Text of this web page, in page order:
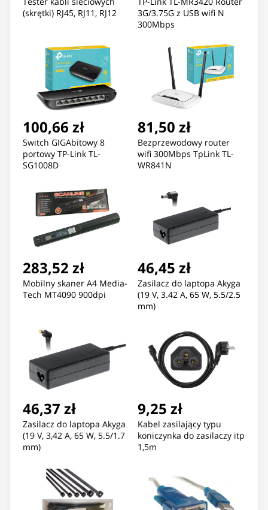
(skrętki) RJ45, RJ11, RJ12
3G/3.75G z USB wifi N
300Mbps
100,66 zł
Switch GIGAbitowy 8
portowy TP-Link TL-
SG1008D
81,50 zł
Bezprzewodowy router
wifi 300Mbps TpLink TL-
WR841N
283,52 zł
Mobilny skaner A4 Media-
Tech MT4090 900dpi
46,45 zł
Zasilacz do laptopa Akyga
(19 V, 3.42 A, 65 W, 5.5/2.5
mm)
46,37 zł
Zasilacz do laptopa Akyga
(19 V, 3,42 A, 65 W, 5.5/1.7
mm)
9,25 zł
Kabel zasilający typu
koniczynka do zasilaczy itp
1,5m